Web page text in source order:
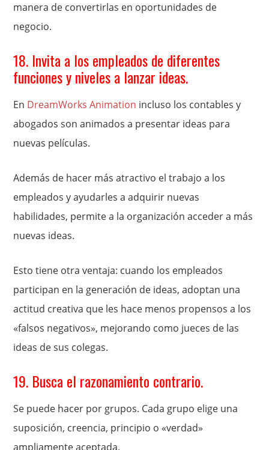
manera de convertirlas en oportunidades de
negocio.
18. Invita a los empleados de diferentes
funciones y niveles a lanzar ideas.
En DreamWorks Animation incluso los contables y
abogados son animados a presentar ideas para
nuevas películas.
Además de hacer más atractivo el trabajo a los
empleados y ayudarles a adquirir nuevas
habilidades, permite a la organización acceder a más
nuevas ideas.
Esto tiene otra ventaja: cuando los empleados
participan en la generación de ideas, adoptan una
actitud creativa que les hace menos propensos a los
«falsos negativos», mejorando como jueces de las
ideas de sus colegas.
19. Busca el razonamiento contrario.
Se puede hacer por grupos. Cada grupo elige una
suposición, creencia, principio o «verdad»
ampliamente aceptada.